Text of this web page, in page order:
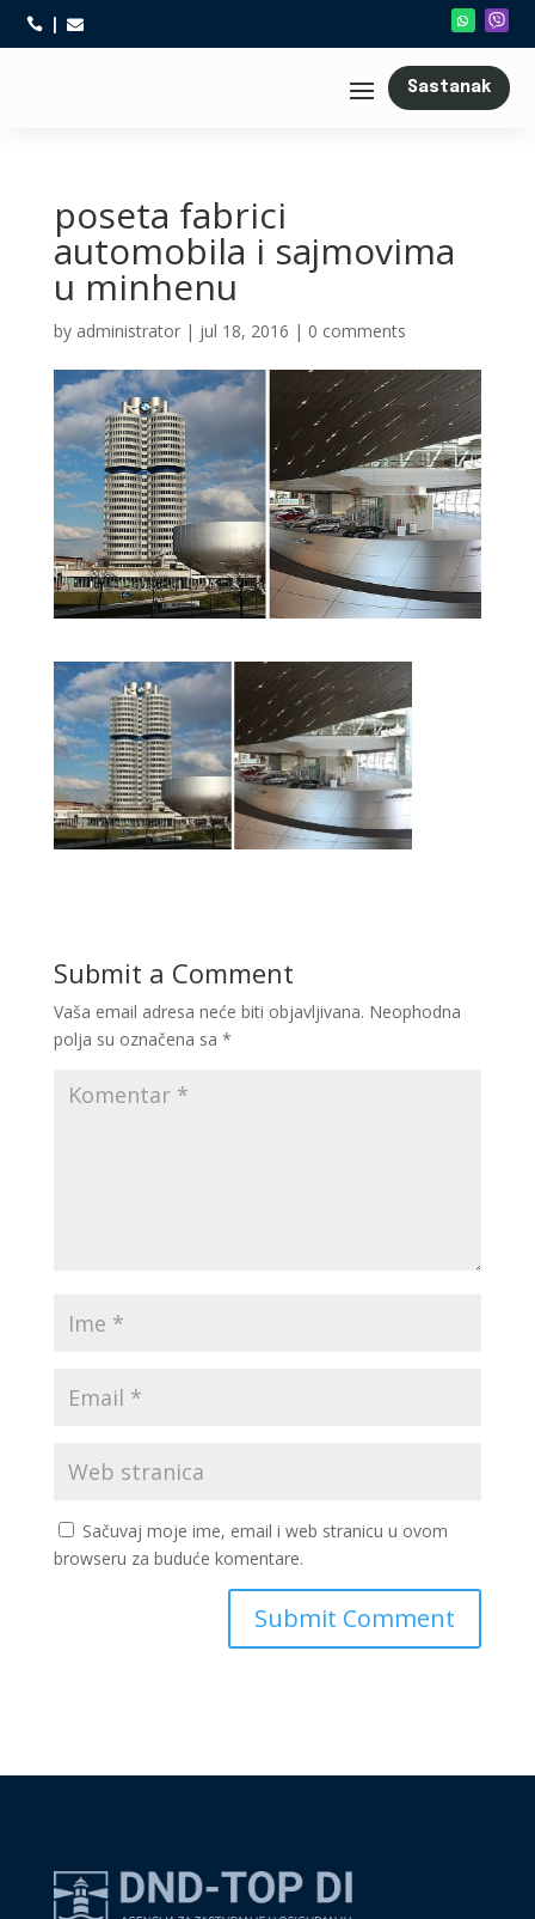
 
Sastanak
poseta fabrici
automobila i sajmovima
u minhenu
by administrator| jul 18, 2016 | 0 comments
Submit a Comment
Vaša email adresa neće biti objavljivana. Neophodna
polja su označena sa *
Sačuvaj moje ime, email i web stranicu u ovom
browseru za buduće komentare.